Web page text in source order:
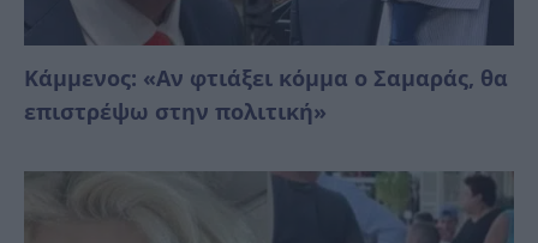
Κάμμενος: «Αν φτιάξει κόμμα ο Σαμαράς, θα
επιστρέψω στην πολιτική»